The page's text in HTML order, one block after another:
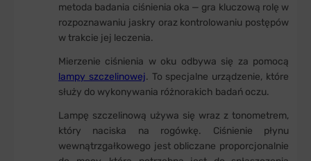
metoda badania ciśnienia oka — gra kluczową rolę w
rozpoznawaniu jaskry oraz kontrolowaniu postępów
w trakcie jej leczenia.
Mierzenie ciśnienia w oku odbywa się za pomocą
lampy szczelinowej. To specjalne urządzenie, które
służy do wykonywania różnorakich badań oczu.
Lampę szczelinową używa się wraz z tonometrem,
który naciska na rogówkę. Ciśnienie płynu
wewnątrzgałkowego jest obliczane proporcjonalnie